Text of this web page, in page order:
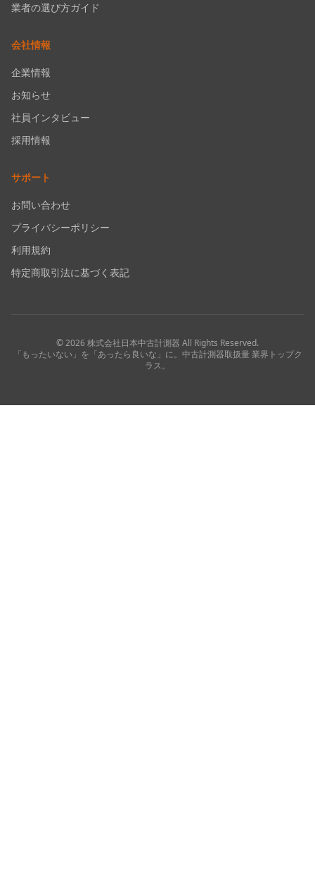
業者の選び方ガイド
会社情報
企業情報
お知らせ
社員インタビュー
採用情報
サポート
お問い合わせ
プライバシーポリシー
利用規約
特定商取引法に基づく表記
©2026株式会社日本中古計測器 All Rights Reserved.
「もったいない」を「あったら良いな」に。中古計測器取扱量 業界トップク
ラス。